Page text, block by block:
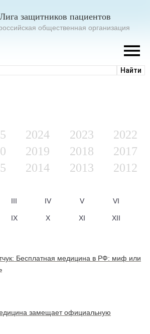
Лига защитников пациентов
общественная организация
2024 2023
2022
2019 2018
2017
2014 2013
2012
III IV V VI
IX X XI XII
Бесплатная медицина в РФ: миф или
замещает официальную